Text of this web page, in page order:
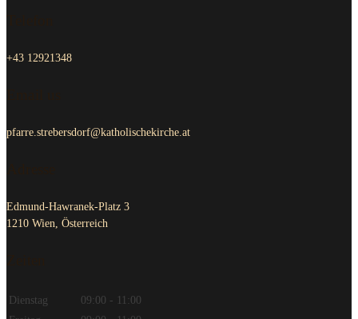
+43 12921348
pfarre.strebersdorf@katholischekirche.at
Edmund-Hawranek-Platz 3
1210 Wien, Österreich
Dienstag
09:00 - 11:00